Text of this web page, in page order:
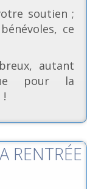
soutien ;
ce
autant
pour la
RENTRÉE